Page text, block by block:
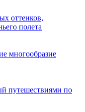
оттенков,
полета
многообразие
путешествиями по